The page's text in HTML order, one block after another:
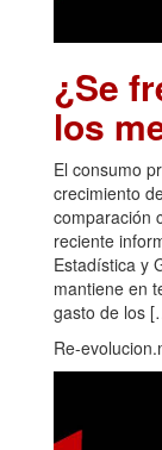
¿Se
los
El consumo
crecimiento
comparación
reciente
Estadística y
mantiene en
gasto de los
Re-